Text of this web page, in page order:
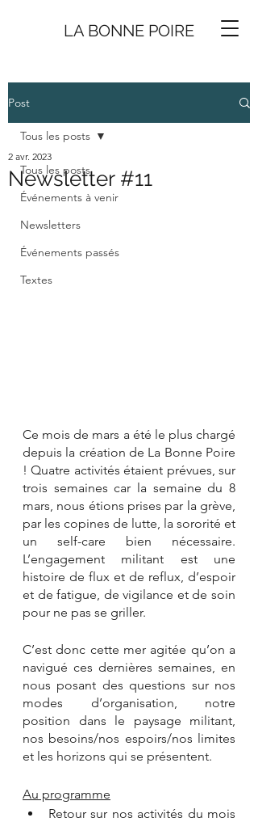
LA BONNE POIRE
Post
Tous les posts
Événements à venir
Newsletters
Événements passés
Textes
Tous les posts
Newsletter #11
2 avr. 2023
Ce mois de mars a été le plus chargé
depuis la création de La Bonne Poire
! Quatre activités étaient prévues, sur
trois semaines car la semaine du 8
mars, nous étions prises par la grève,
par les copines de lutte, la sororité et
un self-care bien nécessaire.
L’engagement militant est une
histoire de flux et de reflux, d’espoir
et de fatigue, de vigilance et de soin
pour ne pas se griller.
C’est donc cette mer agitée qu’on a
navigué ces dernières semaines, en
nous posant des questions sur nos
modes d’organisation, notre
position dans le paysage militant,
nos besoins/nos espoirs/nos limites
et les horizons qui se présentent.
Au programme
Retour sur nos activités du mois